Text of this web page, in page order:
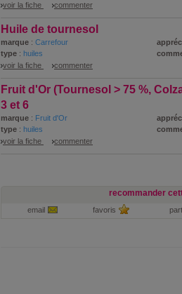
voir la fiche
commenter
Huile de tournesol
marque : Carrefour
type : huiles
voir la fiche
commenter
Fruit d'Or (Tournesol > 75 %,
3 et 6
marque : Fruit d'Or
type : huiles
voir la fiche
commenter
recommander
email favoris